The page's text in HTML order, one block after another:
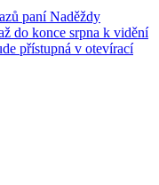
paní Naděždy
do konce srpna k vidění
přístupná v otevírací